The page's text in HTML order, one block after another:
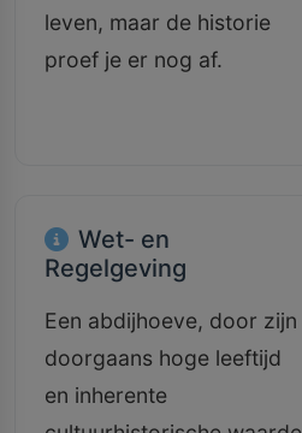
leven, maar de historie
proef je er nog af.
Wet- en
Regelgeving
Een abdijhoeve, door zijn
doorgaans hoge leeftijd
en inherente